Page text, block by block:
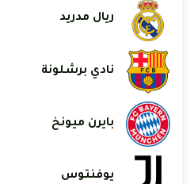
ريال مدريد
نادي برشلونة
بايرن ميونخ
يوفنتوس